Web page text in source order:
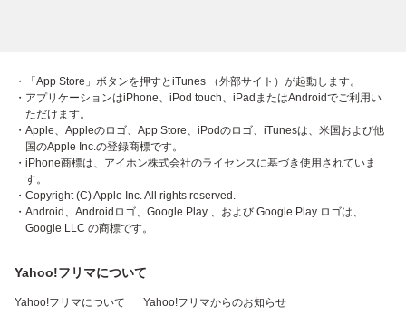
・「App Store」ボタンを押すとiTunes （外部サイト）が起動します。
・アプリケーションはiPhone、iPod touch、iPadまたはAndroidでご利用い
ただけます。
・Apple、Appleのロゴ、App Store、iPodのロゴ、iTunesは、米国および他
国のApple Inc.の登録商標です。
・iPhone商標は、アイホン株式会社のライセンスに基づき使用されていま
す。
・Copyright (C) Apple Inc. All rights reserved.
・Android、Androidロゴ、Google Play 、および Google Play ロゴは、
Google LLC の商標です。
Yahoo!フリマについて
Yahoo!フリマについて Yahoo!フリマからのお知らせ